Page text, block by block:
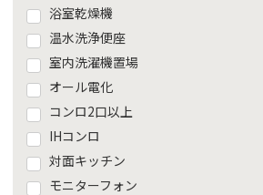
浴室乾燥機
温水洗浄便座
室内洗濯機置場
オール電化
コンロ2口以上
IHコンロ
対面キッチン
モニターフォン